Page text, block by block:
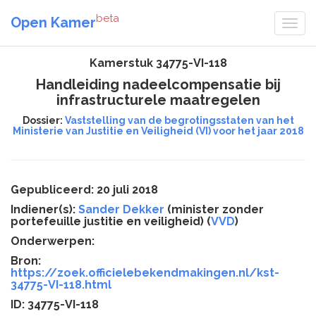
Open Kamerbeta
Kamerstuk 34775-VI-118
Handleiding nadeelcompensatie bij
infrastructurele maatregelen
Dossier: Vaststelling van de begrotingsstaten van het
Ministerie van Justitie en Veiligheid (VI) voor het jaar 2018
Gepubliceerd: 20 juli 2018
Indiener(s): Sander Dekker (minister zonder
portefeuille justitie en veiligheid) (VVD)
Onderwerpen:
Bron:
https://zoek.officielebekendmakingen.nl/kst-
34775-VI-118.html
ID: 34775-VI-118